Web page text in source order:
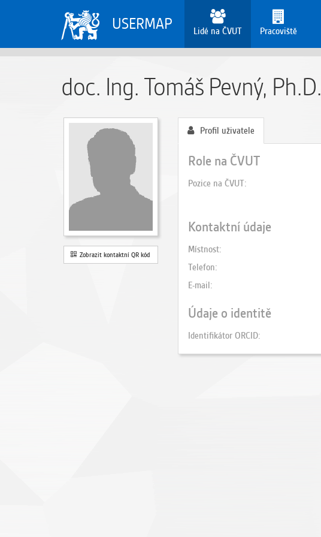
USERMAP Lidé na ČVUT Pracoviště
doc. Ing. Tomáš Pevný, Ph.D.
Zobrazit kontaktní QR kód
Profil uživatele
Role na ČVUT
Pozice na ČVUT
Kontaktní údaje
Místnost
Telefon
E-mail
Údaje o identitě
Identifikátor ORCID